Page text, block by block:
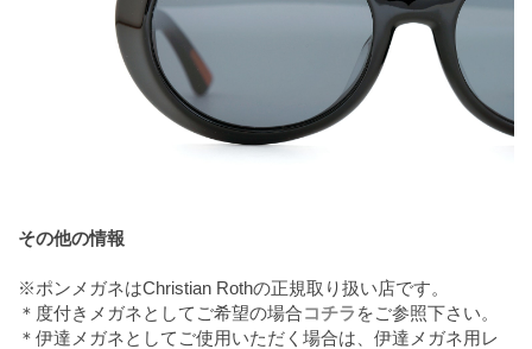
その他の情報
※ポンメガネはChristian Rothの正規取り扱い店です。
＊度付きメガネとしてご希望の場合コチラ をご参照下さい。
＊伊達メガネとしてご使用いただく場合は、伊達メガネ用レ